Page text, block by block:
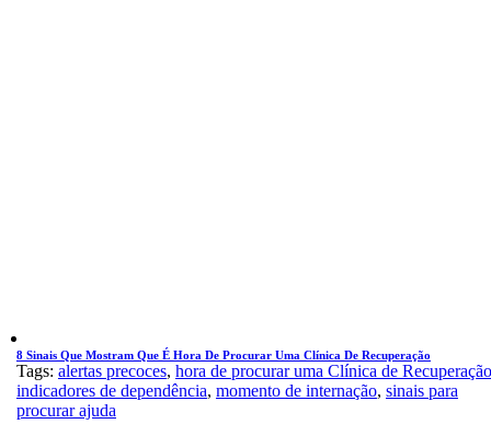
8 Sinais Que Mostram Que É Hora De Procurar Uma Clínica De Recuperação
Tags: alertas precoces, hora de procurar uma Clínica de Recuperação
indicadores de dependência, momento de internação, sinais para
procurar ajuda